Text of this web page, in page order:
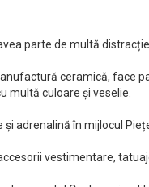
parte de multă
ceramică, face
multă culoare și veselie.
și adrenalină în mijlocul
vestimentare,